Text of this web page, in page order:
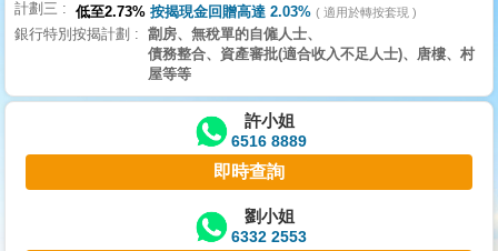
搵
樓/
交
業
主
計劃三 低至2.73% 按揭現金回贈高達 2.03% 適用於轉按套現
銀行特別按揭計劃
劏房、無稅單的自僱人士、
債務整合、資產審批(適合收入不足人士)、唐樓、村
屋等等
許小姐
6516 8889
即時查詢
劉小姐
6332 2553